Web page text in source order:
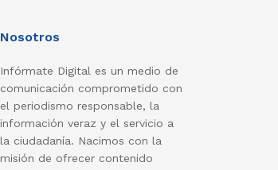
Nosotros
Infórmate Digital es un medio de
comunicación comprometido con
el periodismo responsable, la
información veraz y el servicio a
la ciudadanía. Nacimos con la
misión de ofrecer contenido